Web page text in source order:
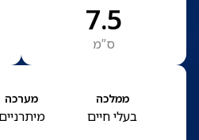
7.5
ס”מ
ממלכה
בעלי חיים
מערכה